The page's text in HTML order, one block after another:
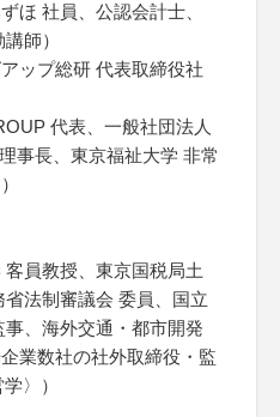
ほ 社員、公認会計士、
師）
ップ総研 代表取締役社
代表、一般社団法人
事長、東京福祉大学 非常
員教授、東京国税局土
法制審議会 委員、国立
、海外交通・都市開発
業数社の社外取締役・監
〉）